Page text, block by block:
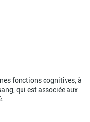
fonctions cognitives, à
qui est associée aux